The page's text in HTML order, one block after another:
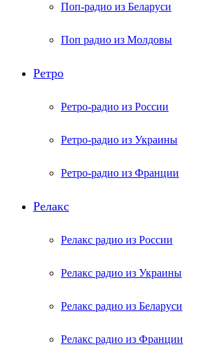
Поп-радио из Беларуси
Поп радио из Молдовы
Ретро
Ретро-радио из России
Ретро-радио из Украины
Ретро-радио из Франции
Релакс
Релакс радио из России
Релакс радио из Украины
Релакс радио из Беларуси
Релакс радио из Франции